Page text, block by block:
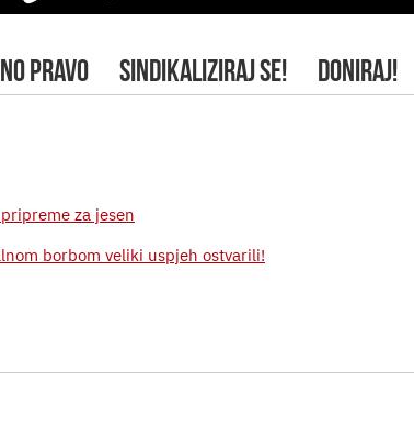
PRAVO SINDIKALIZIRAJ SE! DONIRAJ!
za jesen
borbom veliki uspjeh ostvarili!